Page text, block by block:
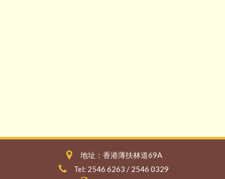
地址：香港薄扶林道69A
Tel: 2546 6263 / 2546 0329